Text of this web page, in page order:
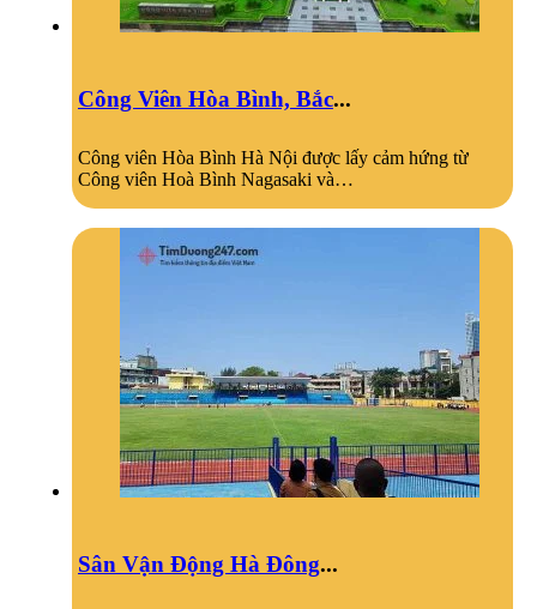
Công Viên Hòa Bình, Bắc...
Công viên Hòa Bình Hà Nội được lấy cảm hứng từ
Công viên Hoà Bình Nagasaki và…
Sân Vận Động Hà Đông...